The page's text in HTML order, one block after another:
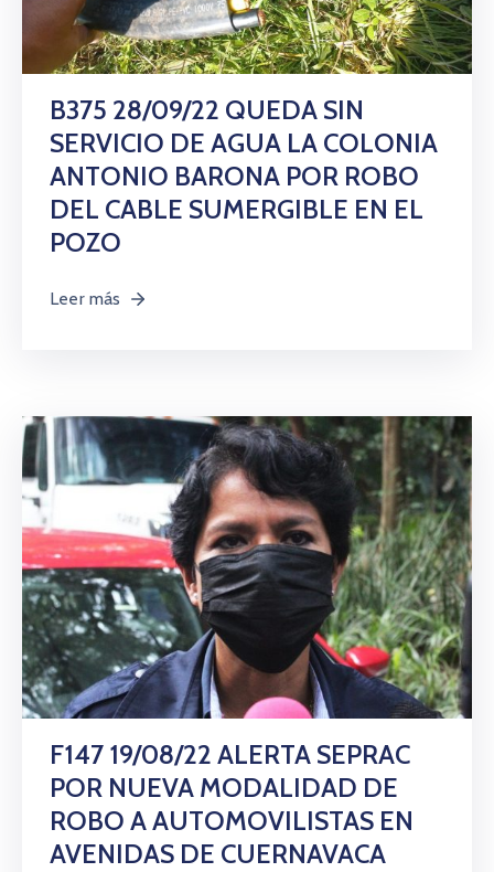
B375 28/09/22 QUEDA SIN
SERVICIO DE AGUA LA COLONIA
ANTONIO BARONA POR ROBO
DEL CABLE SUMERGIBLE EN EL
POZO
Leer más
F147 19/08/22 ALERTA SEPRAC
POR NUEVA MODALIDAD DE
ROBO A AUTOMOVILISTAS EN
AVENIDAS DE CUERNAVACA